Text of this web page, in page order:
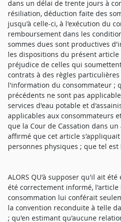
dans un délai de trente jours à
résiliation, déduction faite des
jusqu'à celle-ci, à l'exécution du
remboursement dans les
sommes dues sont productives
les dispositions du présent
préjudice de celles qui
contrats à des règles
l'information du consommateur ;
précédents ne sont pas
services d'eau potable et
applicables aux consommateurs
que la Cour de Cassation dans
affirmé que cet article
personnes physiques ; que tel est
ALORS QU'à supposer qu'il ait
été correctement informé, l'article
consommation lui conférait
la convention reconduite à telle
; qu'en estimant qu'aucune